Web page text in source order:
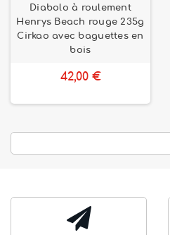
Diabolo à roulement
Henrys Beach rouge 235g
Cirkao avec baguettes en
bois
42,00 €